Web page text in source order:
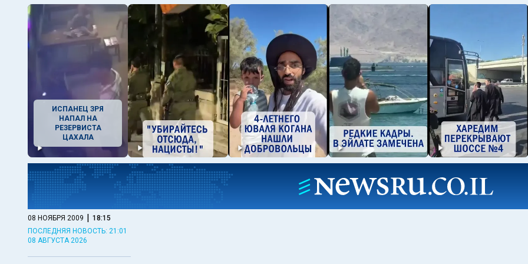
ИСПАНЕЦ ЗРЯ
НАПАЛ НА
РЕЗЕРВИСТА
ЦАХАЛА
08 НОЯБРЯ 2009 | 18:15
ПОСЛЕДНЯЯ НОВОСТЬ: 21:01
08 АВГУСТА 2026